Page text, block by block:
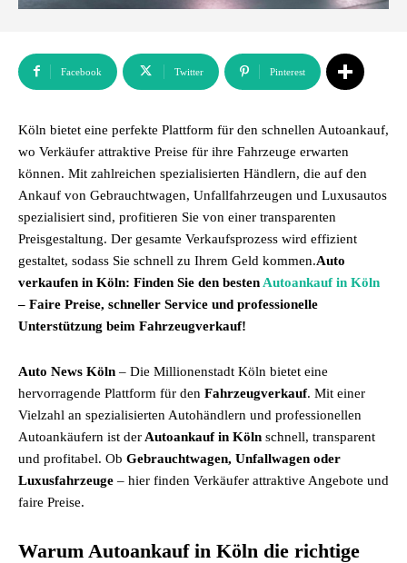
Facebook Twitter Pinterest
Köln bietet eine perfekte Plattform für den schnellen Autoankauf,
wo Verkäufer attraktive Preise für ihre Fahrzeuge erwarten
können. Mit zahlreichen spezialisierten Händlern, die auf den
Ankauf von Gebrauchtwagen, Unfallfahrzeugen und Luxusautos
spezialisiert sind, profitieren Sie von einer transparenten
Preisgestaltung. Der gesamte Verkaufsprozess wird effizient
gestaltet, sodass Sie schnell zu Ihrem Geld kommen.Auto
verkaufen in Köln: Finden Sie den besten Autoankauf in Köln
– Faire Preise, schneller Service und professionelle
Unterstützung beim Fahrzeugverkauf!
Auto News Köln – Die Millionenstadt Köln bietet eine
hervorragende Plattform für den Fahrzeugverkauf. Mit einer
Vielzahl an spezialisierten Autohändlern und professionellen
Autoankäufern ist der Autoankauf in Köln schnell, transparent
und profitabel. Ob Gebrauchtwagen, Unfallwagen oder
Luxusfahrzeuge – hier finden Verkäufer attraktive Angebote und
faire Preise.
Warum Autoankauf in Köln die richtige